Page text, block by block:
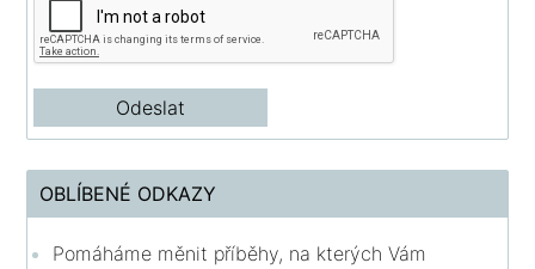
OBLÍBENÉ ODKAZY
Pomáháme měnit příběhy, na kterých Vám